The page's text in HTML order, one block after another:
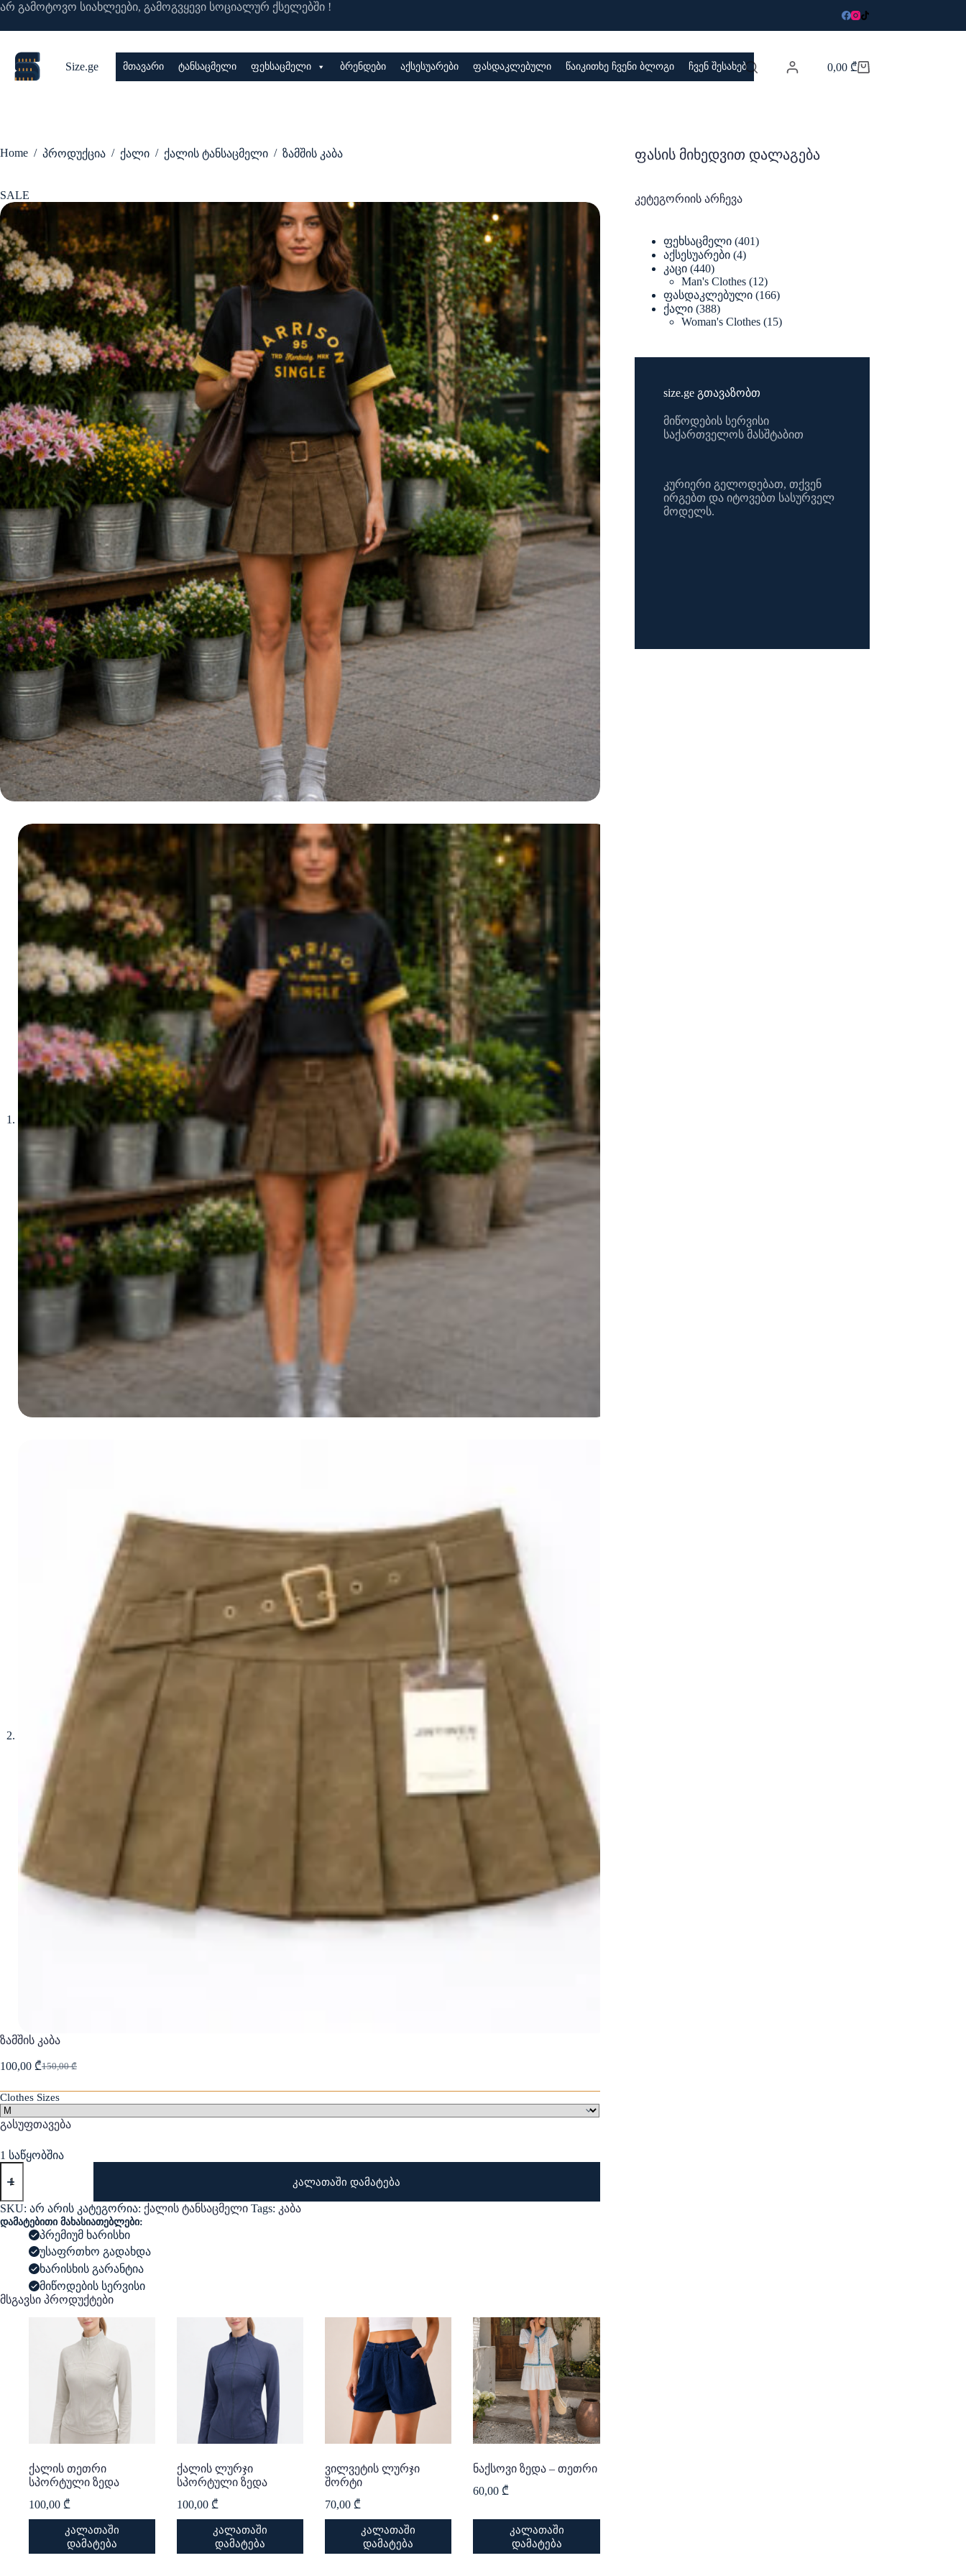
Skip
content
არ გამოტოვო სიახლეები, გამოგვყევი სოციალურ ქსელებში !
Size.ge მთავარი ტანსაცმელი ფეხსაცმელი ბრენდები აქსესუარები ფასდაკლებული წაიკითხე ჩვენი ბლოგი ჩვენ შესახებ
Shopping
0,00 ₾
Home / პროდუქცია / ქალი / ქალის ტანსაცმელი / ზამშის კაბა
SALE
ზამშის კაბა
150,00₾
Original
was:
100,00 ₾Current
is:
Clothes Sizes
გასუფთავება
1 საწყობშია
რაოდენობა:
ზამშის
კალათაში დამატება
SKU: არ არის კატეგორია: ქალის ტანსაცმელი Tags: კაბა
დამატებითი მახასიათებლები:
პრემიუმ ხარისხი
უსაფრთხო გადახდა
ხარისხის გარანტია
მიწოდების სერვისი
მსგავსი პროდუქტები
ქალის თეთრი
სპორტული ზედა
100,00 ₾
კალათაში
დამატება
ქალის ლურჯი
სპორტული ზედა
100,00 ₾
კალათაში
დამატება
ვილვეტის ლურჯი
შორტი
70,00 ₾
კალათაში
დამატება
ნაქსოვი ზედა – თეთრი
60,00 ₾
კალათაში
დამატება
ფასის მიხედვით დალაგება
კეტეგორიის არჩევა
ფეხსაცმელი 401401
აქსესუარები 44
კაცი 440440
products
Man's Clothes 1212
products
ფასდაკლებული 166166
ქალი 388388
products
Woman's Clothes 1515
size.ge გთავაზობთ
მიწოდების სერვისი
საქართველოს მასშტაბით
კურიერი გელოდებათ, თქვენ
ირგებთ და იტოვებთ სასურველ
მოდელს.